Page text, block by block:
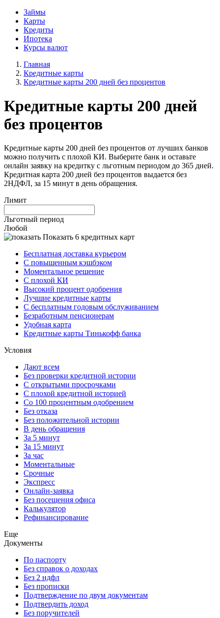
Займы
Карты
Кредиты
Ипотека
Курсы валют
Главная
Кредитные карты
Кредитные карты 200 дней без процентов
Кредитные карты 200 дней
без процентов
Кредитные карты 200 дней без процентов от лучших банков
можно получить с плохой КИ. Выберите банк и оставьте
онлайн заявку на кредитку с льготным периодом до 365 дней.
Кредитная карта 200 дней без процентов выдается без
2НДФЛ, за 15 минут в день обращения.
Лимит
Льготный период
Любой
Показать 6 кредитных карт
Бесплатная доставка курьером
С повышенным кэшбэком
Моментальное решение
С плохой КИ
Высокий процент одобрения
Лучшие кредитные карты
С бесплатным годовым обслуживанием
Безработным пенсионерам
Удобная карта
Кредитные карты Тинькофф банка
Условия
Дают всем
Без проверки кредитной истории
С открытыми просрочками
С плохой кредитной историей
Со 100 процентным одобрением
Без отказа
Без положительной истории
В день обращения
За 5 минут
За 15 минут
За час
Моментальные
Срочные
Экспресс
Онлайн-заявка
Без посещения офиса
Калькулятор
Рефинансирование
Еще
Документы
По паспорту
Без справок о доходах
Без 2 ндфл
Без прописки
Подтверждение по двум документам
Подтвердить доход
Без поручителей